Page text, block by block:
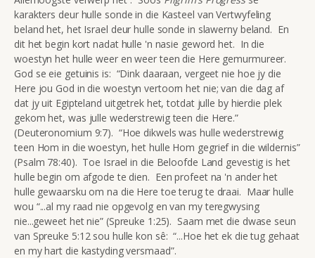
karakters deur hulle sonde in die Kasteel van Vertwyfeling
beland het, het Israel deur hulle sonde in slawerny beland. En
dit het begin kort nadat hulle 'n nasie geword het. In die
woestyn het hulle weer en weer teen die Here gemurmureer.
God se eie getuinis is: “Dink daaraan, vergeet nie hoe jy die
Here jou God in die woestyn vertoorn het nie; van die dag af
dat jy uit Egipteland uitgetrek het, totdat julle by hierdie plek
gekom het, was julle wederstrewig teen die Here.”
(Deuteronomium 9:7). “Hoe dikwels was hulle wederstrewig
teen Hom in die woestyn, het hulle Hom gegrief in die wildernis”
(Psalm 78:40). Toe Israel in die Beloofde Land gevestig is het
hulle begin om afgode te dien. Een profeet na 'n ander het
hulle gewaarsku om na die Here toe terug te draai. Maar hulle
wou “...al my raad nie opgevolg en van my teregwysing
nie...geweet het nie” (Spreuke 1:25). Saam met die dwase seun
van Spreuke 5:12 sou hulle kon sê: “...Hoe het ek die tug gehaat
en my hart die kastyding versmaad”.